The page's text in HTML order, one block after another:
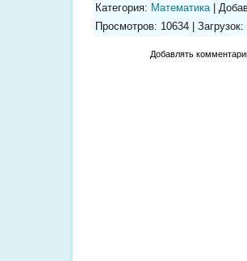
Категория: Математика
Просмотров: 10634 Загрузок:
Добавлять